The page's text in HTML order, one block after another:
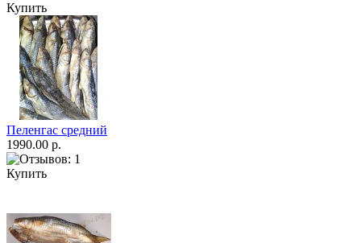
Купить
Пеленгас средний
1990.00 р.
Купить